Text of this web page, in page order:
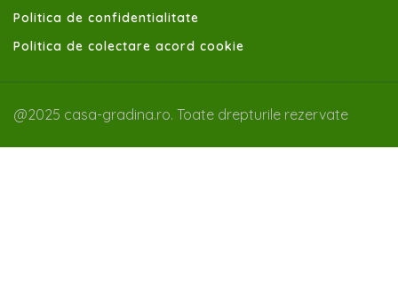
Politica de confidentialitate
Politica de colectare acord cookie
@2025 casa-gradina.ro. Toate drepturile rezervate